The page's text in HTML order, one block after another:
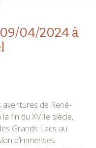
04/2024 à
de René-
fin du XVIIe siècle,
Grands Lacs au
d’immenses